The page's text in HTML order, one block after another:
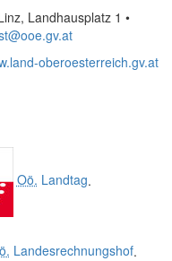
Landhausplatz 1 •
oberoesterreich.gv.at
Oö. Landtag.
Landesrechnungshof.